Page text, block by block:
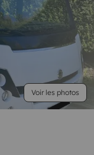
Voir les photos